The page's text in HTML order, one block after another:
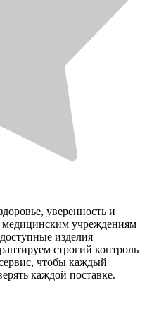
уверенность и
медицинским учреждениям
изделия
строгий контроль
чтобы каждый
каждой поставке.